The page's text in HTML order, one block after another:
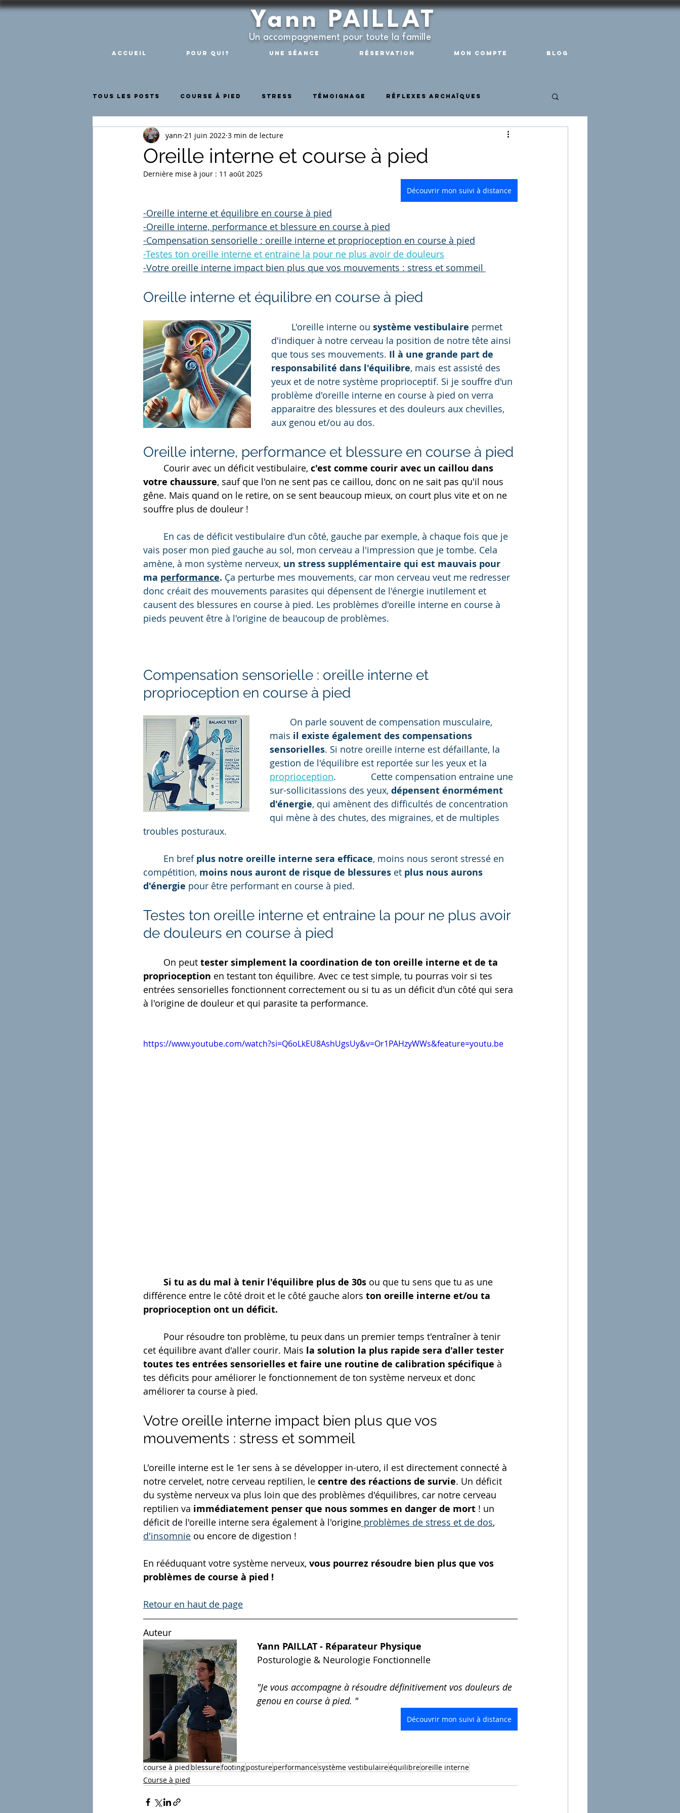
Yann PAILLAT
Un accompagnement pour toute la famille
Accueil pour qui? Une séance Réservation Mon compte Blog
Tous les posts Course à pied Stress Témoignage Réflexes archaïques
Apprentissage sommeil Douleurs cervicales
Oreille interne et course à pied
yann 21 juin 2022 3 min de lecture
Dernière mise à jour : 11 août 2025
Découvrir mon suivi à distance
-Oreille interne et équilibre en course à pied
-Oreille interne, performance et blessure en course à pied
-Compensation sensorielle : oreille interne et proprioception en course à pied
-Testes ton oreille interne et entraine la pour ne plus avoir de douleurs
-Votre oreille interne impact bien plus que vos mouvements : stress et sommeil
Oreille interne et équilibre en course à pied
	L'oreille interne ou
système vestibulaire permet
d'indiquer à notre cerveau la position de notre tête ainsi
que tous ses mouvements. Il à une grande part de
responsabilité dans l'équilibre, mais est assisté des
yeux et de notre système proprioceptif. Si je souffre d'un
problème d'oreille interne en course à pied on verra
apparaitre des blessures et des douleurs aux chevilles,
aux genou et/ou au dos.
Oreille interne, performance et blessure en course à pied
Courir avec un déficit vestibulaire, c'est comme courir avec un caillou dans
votre chaussure, sauf que l'on ne sent pas ce caillou, donc on ne sait pas qu'il nous
gêne. Mais quand on le retire, on se sent beaucoup mieux, on court plus vite et on ne
souffre plus de douleur !
vais poser mon pied gauche au sol, mon cerveau a l'impression que je tombe. Cela
amène, à mon système nerveux, un stress supplémentaire qui est mauvais pour
ma performance. Ça perturbe mes mouvements, car mon cerveau veut me redresser
donc créait des mouvements parasites qui dépensent de l'énergie inutilement et
causent des blessures en course à pied. Les problèmes d'oreille interne en course à
pieds peuvent être à l'origine de beaucoup de problèmes.
Compensation sensorielle : oreille interne et
proprioception en course à pied
mais il existe également des compensations
sensorielles. Si notre oreille interne est défaillante, la
gestion de l'équilibre est reportée sur les yeux et la
proprioception. 		Cette compensation entraine une
sur-sollicitassions des yeux, dépensent énormément
d'énergie, qui amènent des difficultés de concentration
qui mène à des chutes, des migraines, et de multiples
troubles posturaux.
	En bref
plus notre oreille interne sera efficace, moins nous seront stressé en
compétition, moins nous auront de risque de blessures et plus nous aurons
d'énergie pour être performant en course à pied.
Testes ton oreille interne et entraine la pour ne plus avoir
de douleurs en course à pied
	On peut
tester simplement la coordination de ton oreille interne et de ta
proprioception en testant ton équilibre. Avec ce test simple, tu pourras voir si tes
entrées sensorielles fonctionnent correctement ou si tu as un déficit d'un côté qui sera
à l'origine de douleur et qui parasite ta performance.
https://www.youtube.com/watch?si=Q6oLkEU8AshUgsUy&v=Or1PAHzyWWs&feature=youtu.be
	Si tu as du mal à tenir l'équilibre plus de 30s
ou que tu sens que tu as une
différence entre le côté droit et le côté gauche alors ton oreille interne et/ou ta
proprioception ont un déficit.
cet équilibre avant d'aller courir. Mais la solution la plus rapide sera d'aller tester
toutes tes entrées sensorielles et faire une routine de calibration spécifique à
tes déficits pour améliorer le fonctionnement de ton système nerveux et donc
améliorer ta course à pied.
Votre oreille interne impact bien plus que vos
mouvements : stress et sommeil
L'oreille interne est le 1er sens à se développer in-utero, il est directement connecté à
notre cervelet, notre cerveau reptilien, le centre des réactions de survie. Un déficit
du système nerveux va plus loin que des problèmes d'équilibres, car notre cerveau
reptilien va immédiatement penser que nous sommes en danger de mort ! un
déficit de l'oreille interne sera également à l'origine problèmes de stress et de dos,
d'insomnie ou encore de digestion !
En rééduquant votre système nerveux, vous pourrez résoudre bien plus que vos
problèmes de course à pied !
Retour en haut de page
Auteur
Yann PAILLAT - Réparateur Physique
Posturologie & Neurologie Fonctionnelle
"Je vous accompagne à résoudre définitivement vos douleurs de
genou en course à pied. "
Découvrir mon suivi à distance
course à pied blessurefootingpostureperformancesystème vestibulaireéquilibreoreille interne
Course à pied